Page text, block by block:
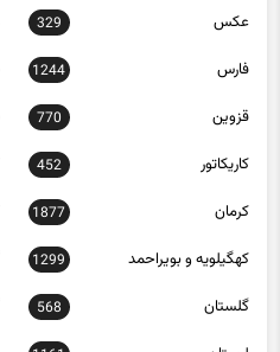
فارس 1244
قزوین 770
کاریکاتور 452
کرمان 1877
کهگیلویه و بویراحمد 1299
گلستان 568
لرستان 1161